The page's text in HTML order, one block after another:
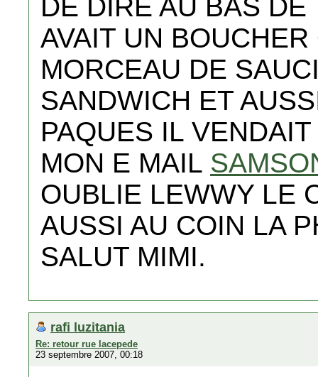
DE DIRE AU BAS
AVAIT UN
MORCEAU DE
SANDWICH ET
PAQUES IL
MON E MAIL
OUBLIE LEWWY LE
AUSSI AU COIN LA
SALUT MIMI.
rafi luzitania
Re: retour rue lacepede
23 septembre 2007, 00:18